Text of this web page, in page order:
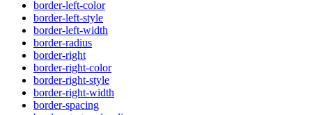
border-left-color
border-left-style
border-left-width
border-radius
border-right
border-right-color
border-right-style
border-right-width
border-spacing